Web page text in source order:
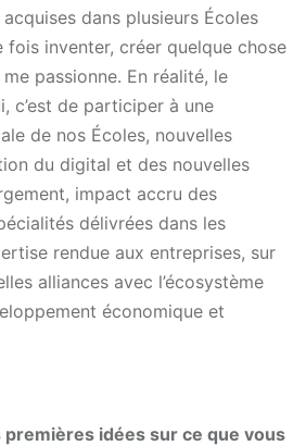
acquises dans plusieurs Écoles
fois inventer, créer quelque chose
me passionne. En réalité, le
c’est de participer à une
de nos Écoles, nouvelles
du digital et des nouvelles
impact accru des
délivrées dans les
rendue aux entreprises, sur
alliances avec l’écosystème
économique et
idées sur ce que vous